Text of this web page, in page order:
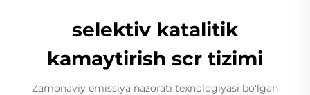
selektiv katalitik
kamaytirish scr tizimi
Zamonaviy emissiya nazorati texnologiyasi bo'lgan